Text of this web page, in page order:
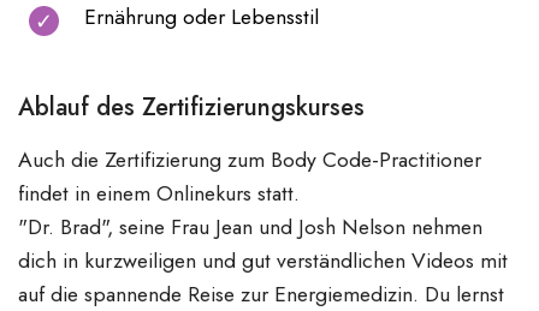
Ernährung oder Lebensstil
Ablauf des Zertifizierungskurses
Auch die Zertifizierung zum Body Code-Practitioner
findet in einem Onlinekurs statt.
"Dr. Brad", seine Frau Jean und Josh Nelson nehmen
dich in kurzweiligen und gut verständlichen Videos mit
auf die spannende Reise zur Energiemedizin. Du lernst